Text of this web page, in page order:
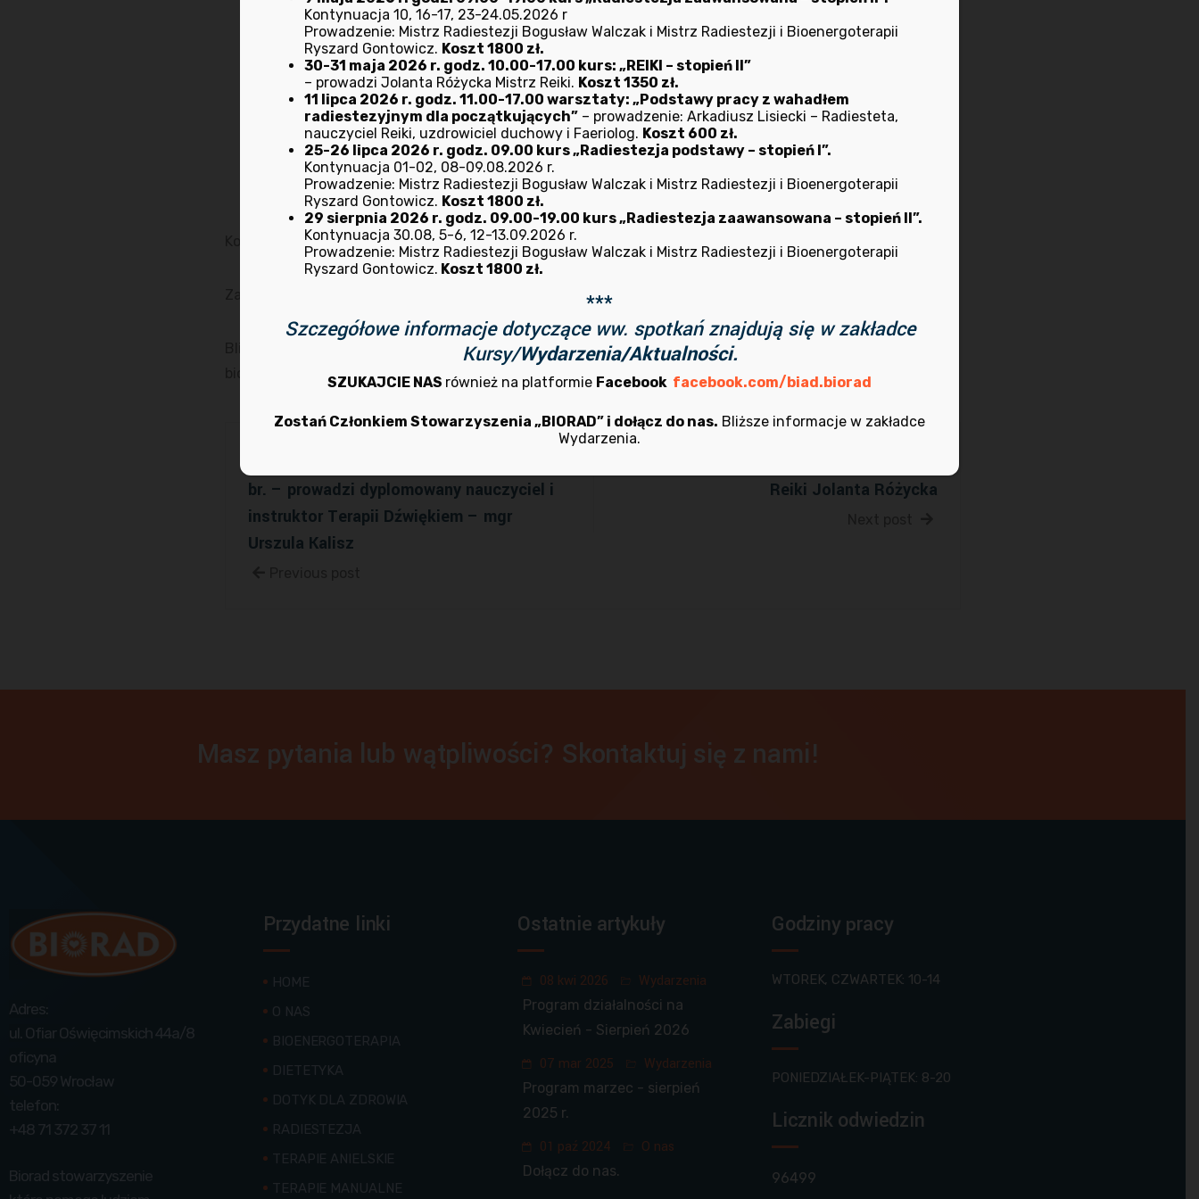
migrenami szyjnymi,
nadmierną pobudliwością nerwową,
nerwicami narządowymi, tzw. wegetatywne (np. żołądka, jelita grubego, serca),
jajnikami, nadżerkami,
rwą kulszową,
wszystkimi nerwobólami, w tym spowodowanymi skutkami półpaśca,
zaburzeniami przemiany materii,
dolegliwościami okresu przekwitania.
Koszt całego kursu 400 zł.
Zapraszamy do siedziby Stowarzyszenia Radiestetów i Bioenergoterapeutów „Biorad”.
Bliższe informacje pod numerami telefonów 609673787, 796364707 lub napisz do nas na adres:
biorad@biorad.wroclaw.pl, biorad.wroclaw@gmail.com
br. – prowadzi dyplomowany nauczyciel i
instruktor Terapii Dźwiękiem – mgr
Urszula Kalisz
Reiki Jolanta Różycka
Masz pytania lub wątpliwości? Skontaktuj się z nami!
Adres:
ul. Ofiar Oświęcimskich 44a/8
oficyna
50-059 Wrocław
telefon:
+48 71 372 37 11
Biorad stowarzyszenie
Przydatne linki
HOME
O NAS
BIOENERGOTERAPIA
DIETETYKA
DOTYK DLA ZDROWIA
RADIESTEZJA
TERAPIE ANIELSKIE
TERAPIE MANUALNE
Ostatnie artykuły
08 kwi 2026 Wydarzenia
Program działalności na
Kwiecień - Sierpień 2026
07 mar 2025 Wydarzenia
Program marzec - sierpień
2025 r.
01 paź 2024 O nas
Dołącz do nas.
Godziny pracy
WTOREK, CZWARTEK: 10-14
Zabiegi
PONIEDZIAŁEK-PIĄTEK: 8-20
Licznik odwiedzin
96499
Kontynuacja 10, 16-17, 23-24.05.2026 r
Prowadzenie: Mistrz Radiestezji Bogusław Walczak i Mistrz Radiestezji i Bioenergoterapii
Ryszard Gontowicz. Koszt 1800 zł.
30-31 maja 2026 r. godz. 10.00-17.00 kurs: „REIKI – stopień II”
– prowadzi Jolanta Różycka Mistrz Reiki. Koszt 1350 zł.
11 lipca 2026 r. godz. 11.00-17.00 warsztaty: „Podstawy pracy z wahadłem
radiestezyjnym dla początkujących”– prowadzenie: Arkadiusz Lisiecki – Radiesteta,
nauczyciel Reiki, uzdrowiciel duchowy i Faeriolog. Koszt 600 zł.
25-26 lipca 2026 r. godz. 09.00 kurs „Radiestezja podstawy – stopień I”.
Kontynuacja 01-02, 08-09.08.2026 r.
Prowadzenie: Mistrz Radiestezji Bogusław Walczak i Mistrz Radiestezji i Bioenergoterapii
Ryszard Gontowicz. Koszt 1800 zł.
29 sierpnia 2026 r. godz. 09.00-19.00 kurs „Radiestezja zaawansowana – stopień II”.
Kontynuacja 30.08, 5-6, 12-13.09.2026 r.
Prowadzenie: Mistrz Radiestezji Bogusław Walczak i Mistrz Radiestezji i Bioenergoterapii
Ryszard Gontowicz. Koszt 1800 zł.
***
Szczegółowe informacje dotyczące ww. spotkań znajdują się w zakładce
Kursy/Wydarzenia/Aktualności.
SZUKAJCIE NAS również na platformie Facebook facebook.com/biad.biorad
Zostań Członkiem Stowarzyszenia „BIORAD” i dołącz do nas. Bliższe informacje w zakładce
Wydarzenia.